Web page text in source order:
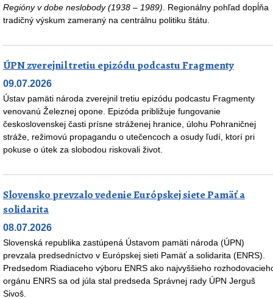
Regióny v dobe neslobody (1938 – 1989) . Regionálny pohľad dopĺňa
tradičný výskum zameraný na centrálnu politiku štátu.
ÚPN zverejnil tretiu epizódu podcastu Fragmenty
09.07.2026
Ústav pamäti národa zverejnil tretiu epizódu podcastu Fragmenty
venovanú Železnej opone. Epizóda približuje fungovanie
československej časti prísne stráženej hranice, úlohu Pohraničnej
stráže, režimovú propagandu o utečencoch a osudy ľudí, ktorí pri
pokuse o útek za slobodou riskovali život.
Slovensko prevzalo vedenie Európskej siete Pamäť a
solidarita
08.07.2026
Slovenská republika zastúpená Ústavom pamäti národa (ÚPN)
prevzala predsedníctvo v Európskej sieti Pamäť a solidarita (ENRS).
Predsedom Riadiaceho výboru ENRS ako najvyššieho
orgánu ENRS sa od júla stal predseda Správnej rady ÚPN Jerguš
Sivoš.